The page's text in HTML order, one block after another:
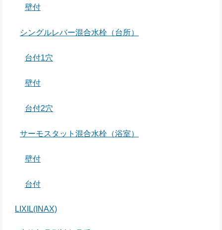
壁付
シングルレバー混合水栓（台所）
台付1穴
壁付
台付2穴
サーモスタット混合水栓（浴室）
壁付
台付
LIXIL(INAX)